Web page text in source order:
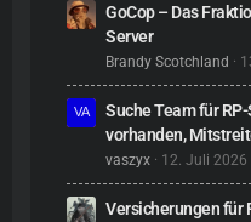
GoCop – Das
Server
Brandy Scotchland
Suche Team für
vorhanden,
vaszyx 12. Juli 2026
Versicherungen für